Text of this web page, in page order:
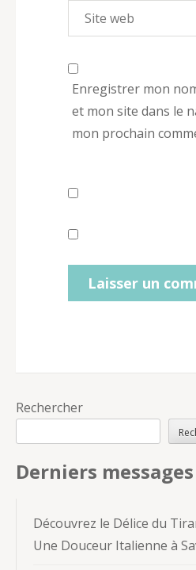
Enregistrer mon
et mon site dans le
mon prochain
Rechercher
Derniers messages
Découvrez le Délice du
Une Douceur Italienne à